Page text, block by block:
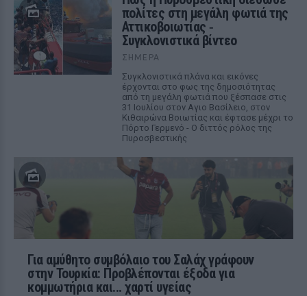
πολίτες στη μεγάλη φωτιά της
Αττικοβοιωτίας ‑
Συγκλονιστικά βίντεο
ΣΉΜΕΡΑ
Συγκλονιστικά πλάνα και εικόνες
έρχονται στο φως της δημοσιότητας
από τη μεγάλη φωτιά που ξέσπασε στις
31 Ιουλίου στον Αγιο Βασίλειο, στον
Κιθαιρώνα Βοιωτίας και έφτασε μέχρι το
Πόρτο Γερμενό - Ο διττός ρόλος της
Πυροσβεστικής
Για αμύθητο συμβόλαιο του Σαλάχ γράφουν
στην Τουρκία: Προβλέπονται έξοδα για
κομμωτήρια και... χαρτί υγείας